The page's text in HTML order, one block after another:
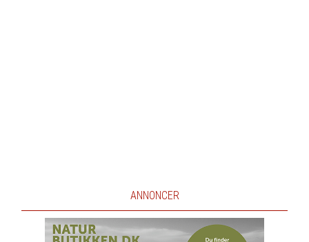
ANNONCER